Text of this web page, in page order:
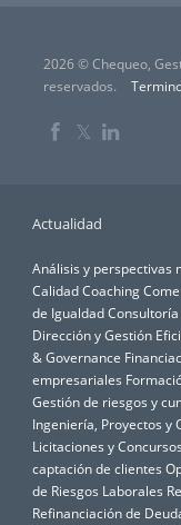
2026 © Chequeo,
reservados.
𝕏
Actualidad
Análisis y perspectivas
CalidadCoaching
de Igualdad
Dirección y Gestión
& Governance
empresariales
Gestión de riesgos y
Ingeniería, Proyectos y
Licitaciones y
captación de clientes
de Riesgos Laborales
Refinanciación de